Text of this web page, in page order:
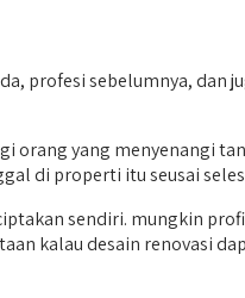
profesi sebelumnya, dan
orang yang menyenangi
di properti itu seusai
sendiri. mungkin
kalau desain renovasi